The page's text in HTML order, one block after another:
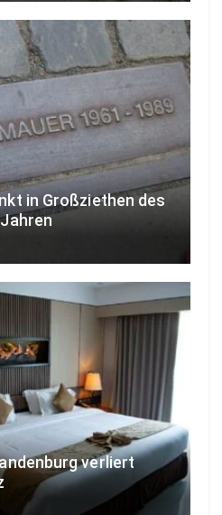
in Großziethen des
verliert